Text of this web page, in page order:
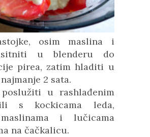
osim maslina i
u blenderu do
pirea, zatim hladiti u
2 sata.
u rashlađenim
s kockicama leda,
i lučicama
na čačkalicu.